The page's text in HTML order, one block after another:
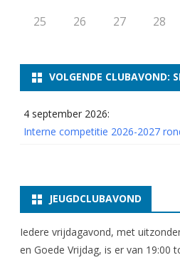
25 26 27 28
VOLGENDE CLUBAVOND:
4 september 2026:
Interne competitie 2026-2027
JEUGDCLUBAVOND
Iedere vrijdagavond, met
en Goede Vrijdag, is er van 19:00